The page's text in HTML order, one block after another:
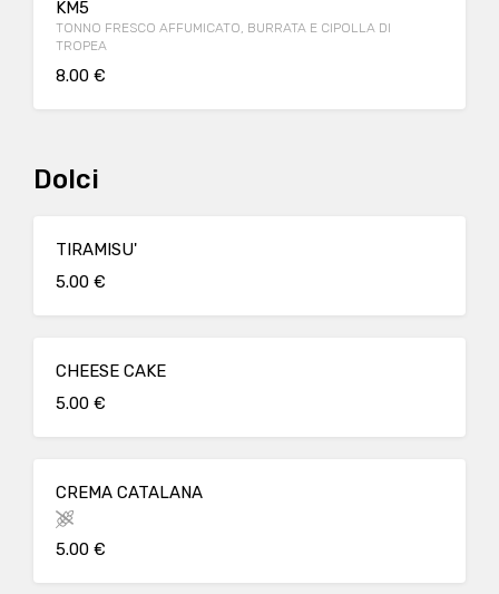
KM5
TONNO FRESCO AFFUMICATO, BURRATA E CIPOLLA DI
TROPEA
8.00 €
Dolci
TIRAMISU'
5.00 €
CHEESE CAKE
5.00 €
CREMA CATALANA
5.00 €